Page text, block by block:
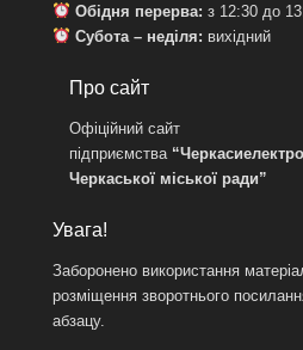
Обідня перерва: з 12:30 до
Субота – неділя: вихідний
Про сайт
Офіційний сайт
підприємства
Черкаської міської ради”
Увага!
Заборонено використання
розміщення зворотнього
абзацу.